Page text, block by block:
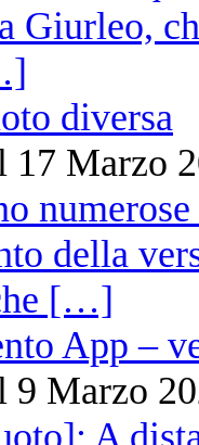
diversa
17 Marzo
App –
9 Marzo